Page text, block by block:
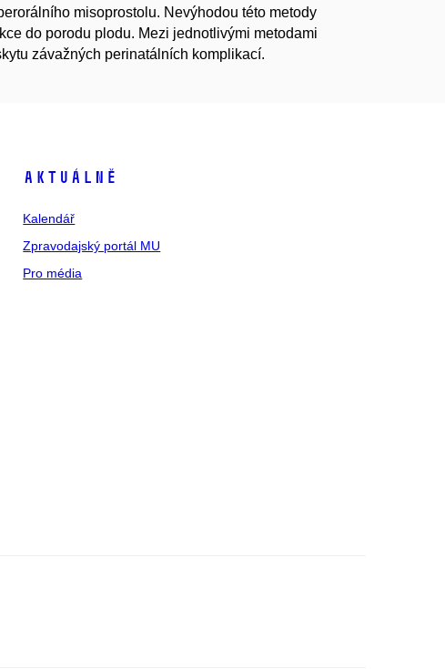
misoprostolu. Nevýhodou této metody
do porodu plodu. Mezi jednotlivými metodami
závažných perinatálních komplikací.
Aktuálně
Kalendář
Zpravodajský portál MU
Pro média